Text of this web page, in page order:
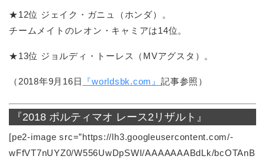
★12位 ジェイク・ガニュ（ホンダ）。
チームメイトのレオン・キャミアは14位。
★13位 ジョルディ・トーレス（MVアグスタ）。
（2018年9月16日 『worldsbk.com』記事参照）
『2018 ポルティマオ レース2リザルト』
[pe2-image src=”https://lh3.googleusercontent.com/-
wFfVT7nUYZ0/W556UwDpSWI/AAAAAAABdLk/bcOTAnB